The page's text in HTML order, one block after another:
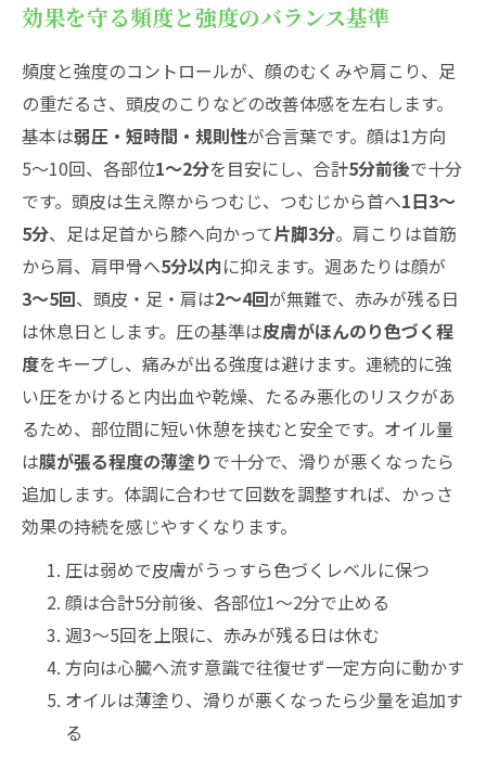
効果を守る頻度と強度のバランス基準
頻度と強度のコントロールが、顔のむくみや肩こり、足
の重だるさ、頭皮のこりなどの改善体感を左右します。
基本は弱圧・短時間・規則性が合言葉です。顔は1方向
5〜10回、各部位1〜2分を目安にし、合計5分前後で十分
です。頭皮は生え際からつむじ、つむじから首へ1日3〜
5分、足は足首から膝へ向かって片脚3分。肩こりは首筋
から肩、肩甲骨へ5分以内に抑えます。週あたりは顔が
3〜5回、頭皮・足・肩は2〜4回が無難で、赤みが残る日
は休息日とします。圧の基準は皮膚がほんのり色づく程
度をキープし、痛みが出る強度は避けます。連続的に強
い圧をかけると内出血や乾燥、たるみ悪化のリスクがあ
るため、部位間に短い休憩を挟むと安全です。オイル量
は膜が張る程度の薄塗りで十分で、滑りが悪くなったら
追加します。体調に合わせて回数を調整すれば、かっさ
効果の持続を感じやすくなります。
圧は弱めで皮膚がうっすら色づくレベルに保つ
顔は合計5分前後、各部位1〜2分で止める
週3〜5回を上限に、赤みが残る日は休む
方向は心臓へ流す意識で往復せず一定方向に動かす
オイルは薄塗り、滑りが悪くなったら少量を追加す
る